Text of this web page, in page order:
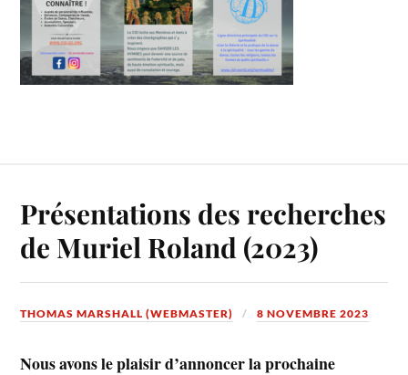
Présentations des recherches
de Muriel Roland (2023)
THOMAS MARSHALL (WEBMASTER) 8 NOVEMBRE 2023
Nous avons le plaisir d’annoncer la prochaine